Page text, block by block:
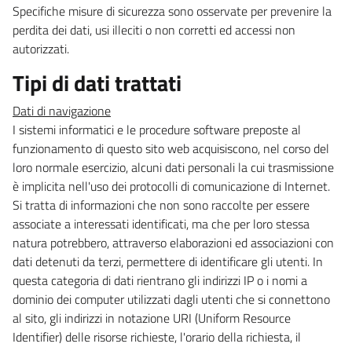
Specifiche misure di sicurezza sono osservate per prevenire la
perdita dei dati, usi illeciti o non corretti ed accessi non
autorizzati.
Tipi di dati trattati
Dati di navigazione
I sistemi informatici e le procedure software preposte al
funzionamento di questo sito web acquisiscono, nel corso del
loro normale esercizio, alcuni dati personali la cui trasmissione
è implicita nell'uso dei protocolli di comunicazione di Internet.
Si tratta di informazioni che non sono raccolte per essere
associate a interessati identificati, ma che per loro stessa
natura potrebbero, attraverso elaborazioni ed associazioni con
dati detenuti da terzi, permettere di identificare gli utenti. In
questa categoria di dati rientrano gli indirizzi IP o i nomi a
dominio dei computer utilizzati dagli utenti che si connettono
al sito, gli indirizzi in notazione URI (Uniform Resource
Identifier) delle risorse richieste, l'orario della richiesta, il